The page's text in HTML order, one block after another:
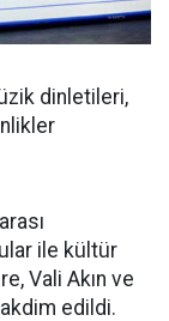
dinletileri,
ile kültür
Vali Akın ve
edildi.